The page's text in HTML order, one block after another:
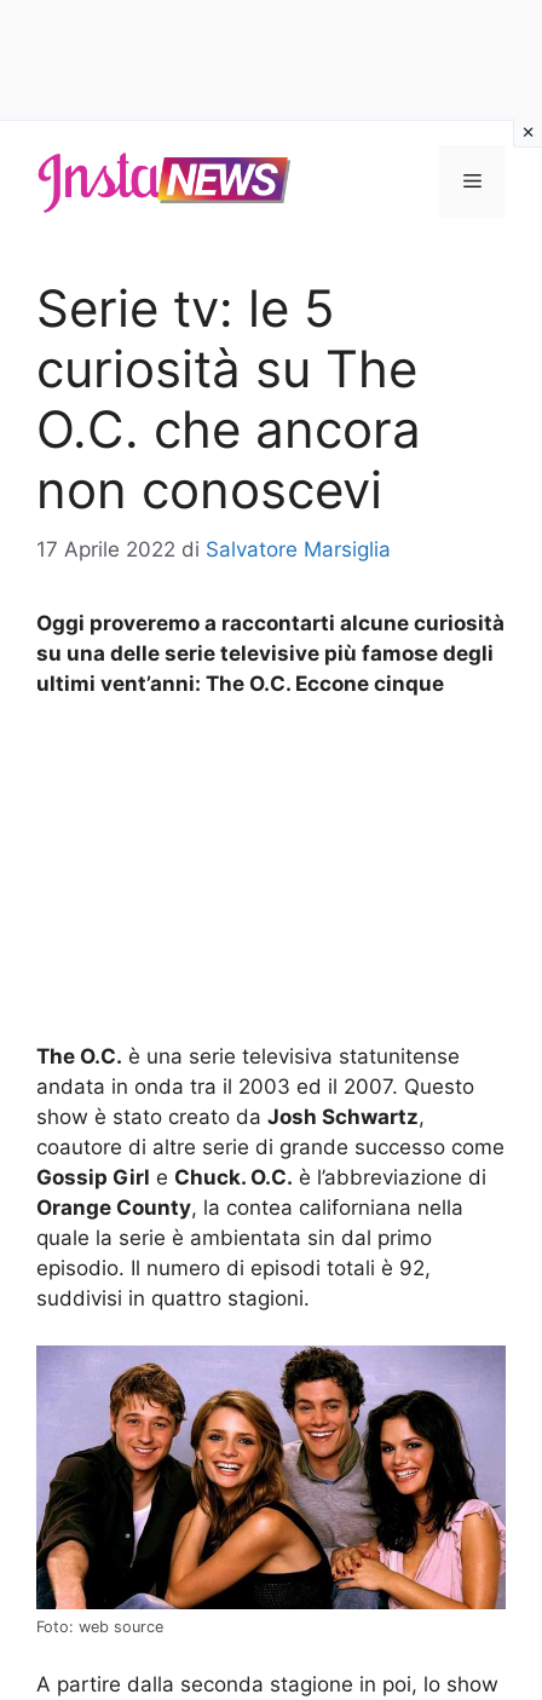
contenuto
Menu
Serie tv: le 5
curiosità su The
O.C. che ancora
non conoscevi
17 Aprile 2022 di Salvatore Marsiglia
Oggi proveremo a raccontarti alcune curiosità
su una delle serie televisive più famose degli
ultimi vent’anni: The O.C. Eccone cinque
The O.C. è una serie televisiva statunitense
andata in onda tra il 2003 ed il 2007. Questo
show è stato creato da Josh Schwartz,
coautore di altre serie di grande successo come
Gossip Girl e Chuck. O.C. è l’abbreviazione di
Orange County, la contea californiana nella
quale la serie è ambientata sin dal primo
episodio. Il numero di episodi totali è 92,
suddivisi in quattro stagioni.
Foto: web source
A partire dalla seconda stagione in poi, lo show